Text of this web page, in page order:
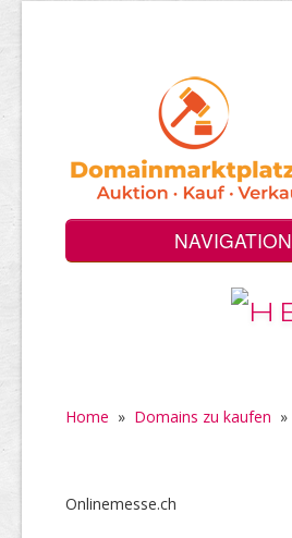
NAVIGATION
Home » Domains zu kaufen »
Onlinemesse.ch